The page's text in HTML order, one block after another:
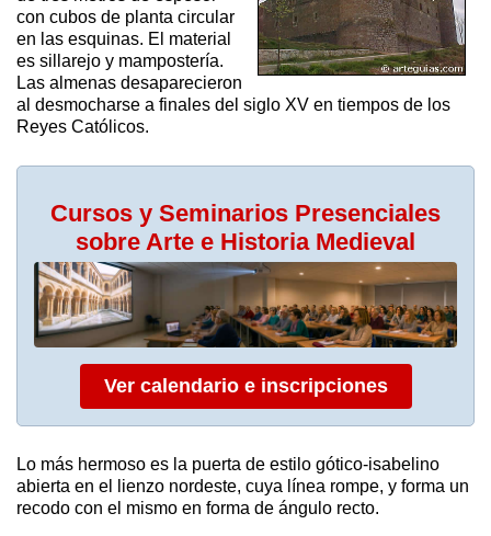
con cubos de planta circular
en las esquinas. El material
es sillarejo y mampostería.
Las almenas desaparecieron
al desmocharse a finales del siglo XV en tiempos de los
Reyes Católicos.
Cursos y Seminarios Presenciales
sobre Arte e Historia Medieval
Ver calendario e inscripciones
Lo más hermoso es la puerta de estilo gótico-isabelino
abierta en el lienzo nordeste, cuya línea rompe, y forma un
recodo con el mismo en forma de ángulo recto.